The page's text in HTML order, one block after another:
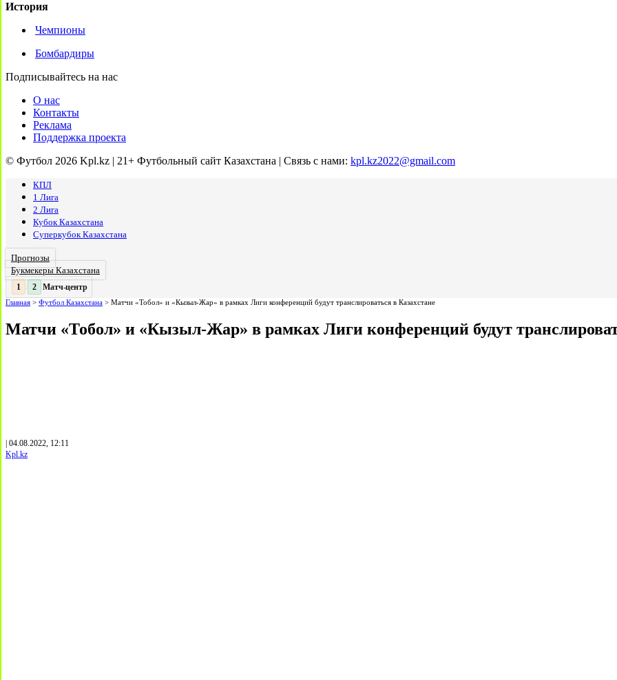
История
Чемпионы
Бомбардиры
Подписывайтесь на нас
О нас
Контакты
Реклама
Поддержка проекта
© Футбол 2026 Kpl.kz | 21+ Футбольный сайт Казахстана | Связь с нами: kpl.kz2022@gmail.com
КПЛ
1 Лига
2 Лига
Кубок Казахстана
Суперкубок Казахстана
Прогнозы
Букмекеры Казахстана
2 : 2 Матч-центр
Главная > Футбол Казахстана > Матчи «Тобол» и «Кызыл-Жар» в рамках Лиги конференций будут транслироваться в Казахстане
Матчи «Тобол» и «Кызыл-Жар» в рамках Лиги конференций будут
| 04.08.2022, 12:11
Kpl.kz